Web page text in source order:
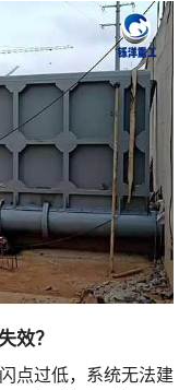
效？
点过低，系统无法建